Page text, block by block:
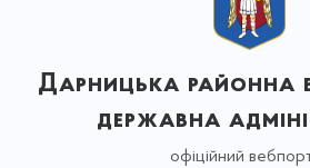
Дарницька районна в
державна
офіційний